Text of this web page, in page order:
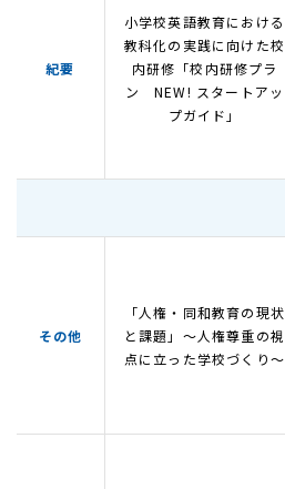
紀要
小学校英語教育における
教科化の実践に向けた校
内研修「校内研修プラ
ン NEW! スタートアッ
プガイド」
その他
「人権・同和教育の現状
と課題」～人権尊重の視
点に立った学校づくり～